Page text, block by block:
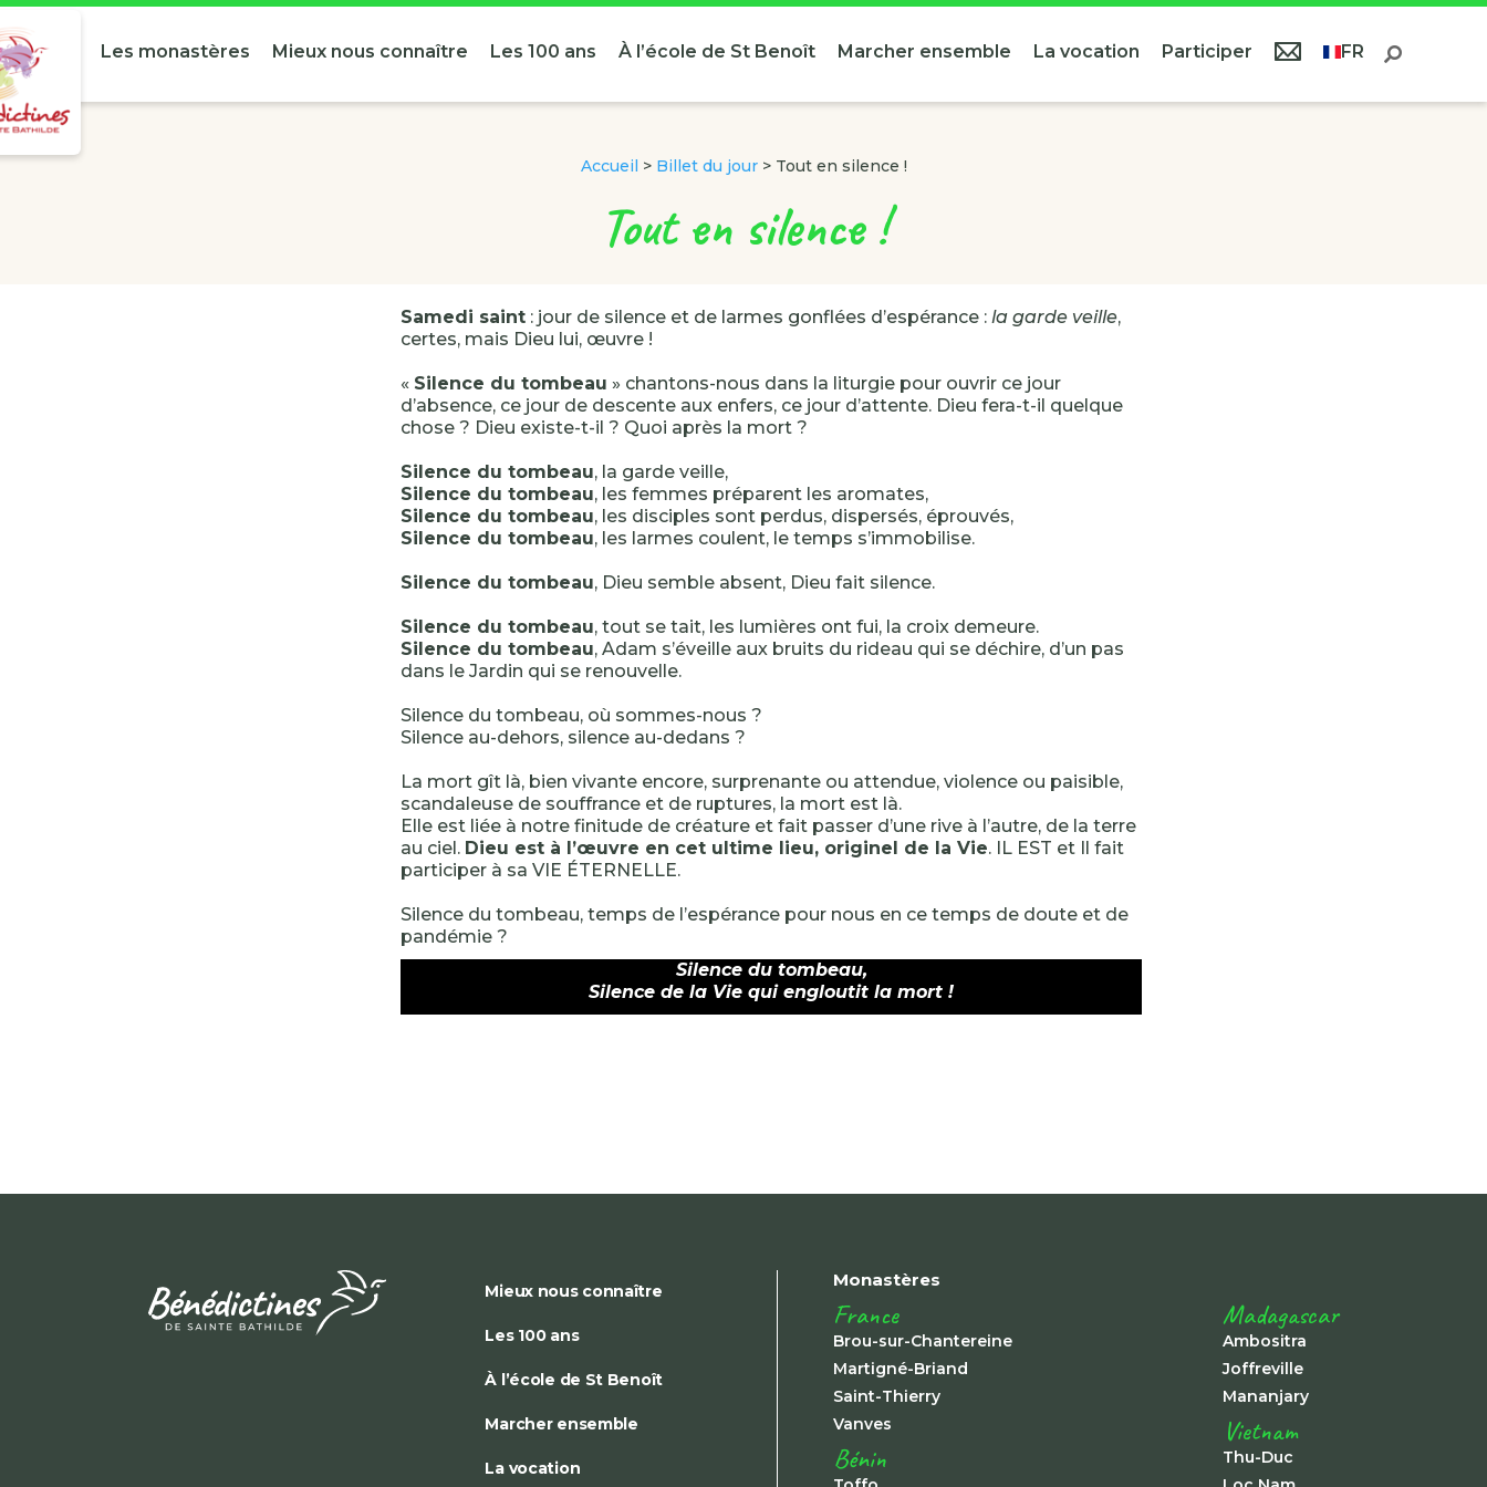
Les monastères Mieux nous connaître Les 100 ans À l’école de St Benoît Marcher ensemble La vocation Participer FR
Accueil > Billet du jour> Tout en silence !
Tout en silence !
Samedi saint : jour de silence et de larmes gonflées d’espérance : la garde veille,
certes, mais Dieu lui, œuvre !
« Silence du tombeau » chantons-nous dans la liturgie pour ouvrir ce jour
d’absence, ce jour de descente aux enfers, ce jour d’attente. Dieu fera-t-il quelque
chose ? Dieu existe-t-il ? Quoi après la mort ?
Silence du tombeau, la garde veille,
Silence du tombeau, les femmes préparent les aromates,
Silence du tombeau, les disciples sont perdus, dispersés, éprouvés,
Silence du tombeau, les larmes coulent, le temps s’immobilise.
Silence du tombeau, Dieu semble absent, Dieu fait silence.
Silence du tombeau, tout se tait, les lumières ont fui, la croix demeure.
Silence du tombeau, Adam s’éveille aux bruits du rideau qui se déchire, d’un pas
dans le Jardin qui se renouvelle.
Silence du tombeau, où sommes-nous ?
Silence au-dehors, silence au-dedans ?
La mort gît là, bien vivante encore, surprenante ou attendue, violence ou paisible,
scandaleuse de souffrance et de ruptures, la mort est là.
Elle est liée à notre finitude de créature et fait passer d’une rive à l’autre, de la terre
au ciel. Dieu est à l’œuvre en cet ultime lieu, originel de la Vie. IL EST et Il fait
participer à sa VIE ÉTERNELLE.
Silence du tombeau, temps de l’espérance pour nous en ce temps de doute et de
pandémie ?
Silence du tombeau,
Silence de la Vie qui engloutit la mort !
Mieux nous connaître
Les 100 ans
À l’école de St Benoît
Marcher ensemble
La vocation
Monastères
France
Brou-sur-Chantereine
Martigné-Briand
Saint-Thierry
Vanves
Bénin
Madagascar
Ambositra
Joffreville
Mananjary
Vietnam
Thu-Duc